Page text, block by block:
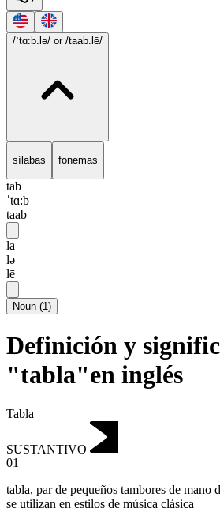
/ˈtɑ:b.lə/ or /taab.lē/
sílabas fonemas
tab
ˈtɑ:b
taab
la
lə
lē
Noun (1)
Definición y
"tabla"en inglés
Tabla
SUSTANTIVO
01
tabla, par de pequeños tambores de mano
se utilizan en estilos de música clásica